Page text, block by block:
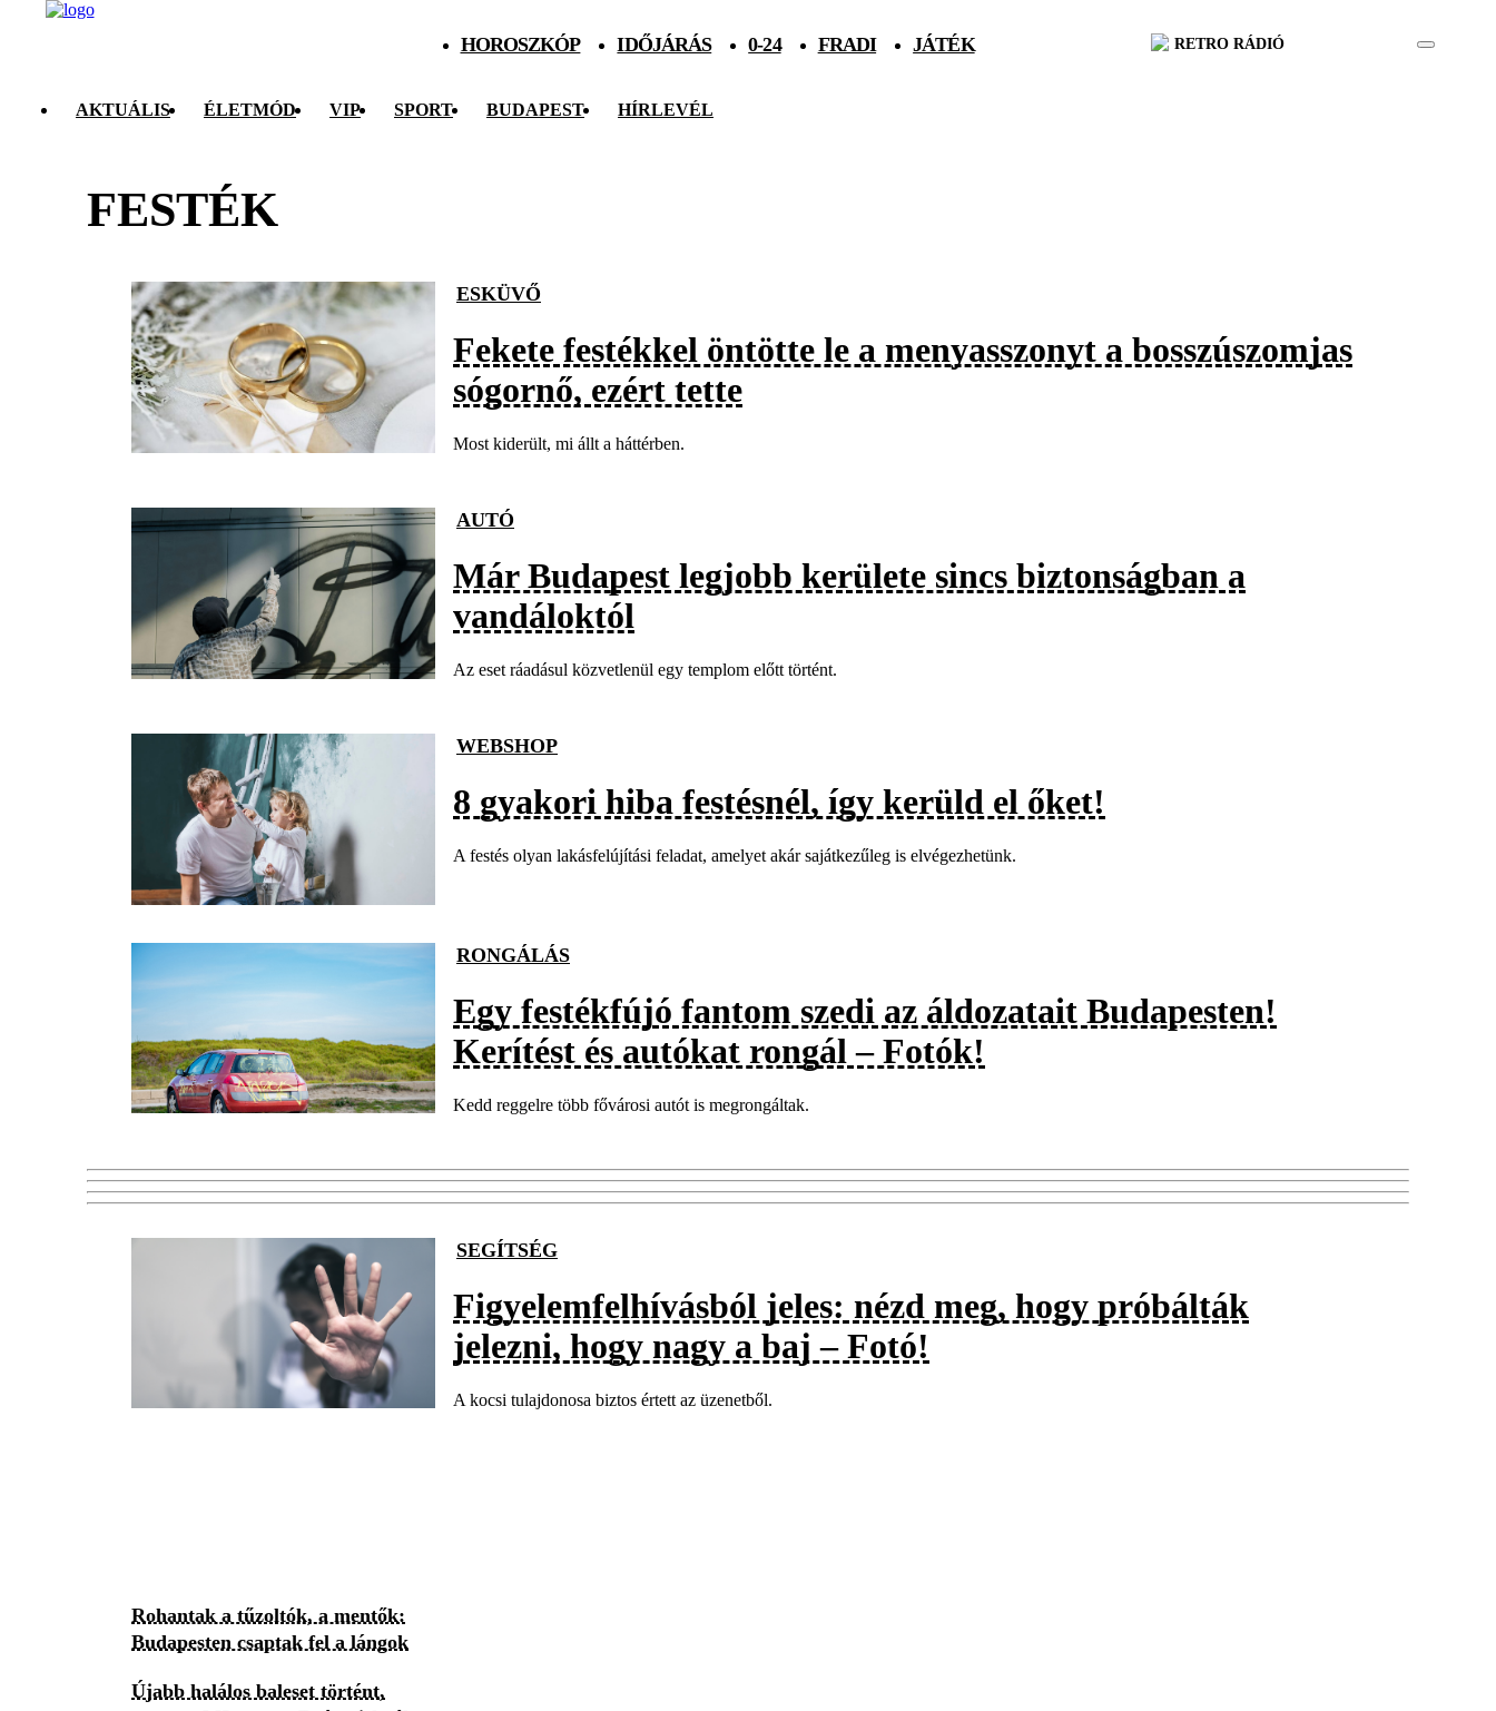
HOROSZKÓP IDŐJÁRÁS 0-24 FRADI JÁTÉK RETRO RÁDIÓ
AKTUÁLIS ÉLETMÓD VIP SPORT BUDAPEST HÍRLEVÉL
FESTÉK
ESKÜVŐ
Fekete festékkel öntötte le a menyasszonyt a bosszúszomjas
sógornő, ezért tette
Most kiderült, mi állt a háttérben.
AUTÓ
Már Budapest legjobb kerülete sincs biztonságban a
vandáloktól
Az eset ráadásul közvetlenül egy templom előtt történt.
WEBSHOP
8 gyakori hiba festésnél, így kerüld el őket!
A festés olyan lakásfelújítási feladat, amelyet akár sajátkezűleg is elvégezhetünk.
RONGÁLÁS
Egy festékfújó fantom szedi az áldozatait Budapesten!
Kerítést és autókat rongál – Fotók!
Kedd reggelre több fővárosi autót is megrongáltak.
SEGÍTSÉG
Figyelemfelhívásból jeles: nézd meg, hogy próbálták
jelezni, hogy nagy a baj – Fotó!
A kocsi tulajdonosa biztos értett az üzenetből.
Rohantak a tűzoltók, a mentők:
Budapesten csaptak fel a lángok
Újabb halálos baleset történt,